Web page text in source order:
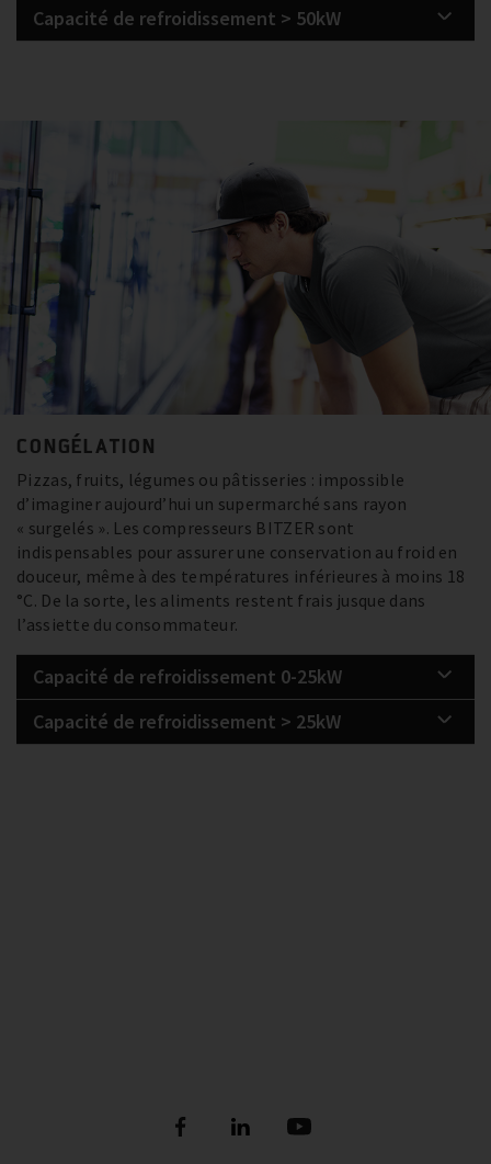
Capacité de refroidissement > 50kW
CONGÉLATION
Pizzas, fruits, légumes ou pâtisseries : impossible
d’imaginer aujourd’hui un supermarché sans rayon
« surgelés ». Les compresseurs BITZER sont
indispensables pour assurer une conservation au froid en
douceur, même à des températures inférieures à moins 18
°C. De la sorte, les aliments restent frais jusque dans
l’assiette du consommateur.
Capacité de refroidissement 0-25kW
Capacité de refroidissement > 25kW